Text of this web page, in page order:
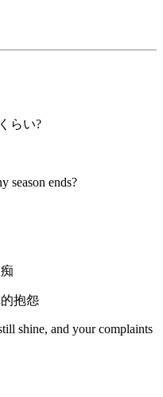
らい?
season ends?
抱怨
shine, and your complaints